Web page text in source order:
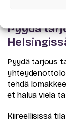
Pyydä
Pyydä tarjous
tehdä
et halua vielä
Kiireellisissä